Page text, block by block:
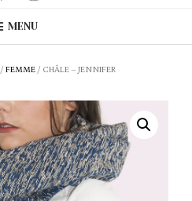
MENU
/ FEMME / CHÂLE – JENNIFER